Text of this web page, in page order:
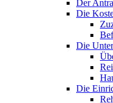
Der
Die
Die
Die